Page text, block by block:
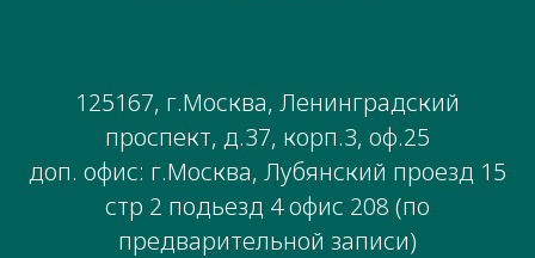
125167, г.Москва, Ленинградский
проспект, д.37, корп.3, оф.25
доп. офис: г.Москва, Лубянский проезд 15
стр 2 подьезд 4 офис 208 (по
предварительной записи)